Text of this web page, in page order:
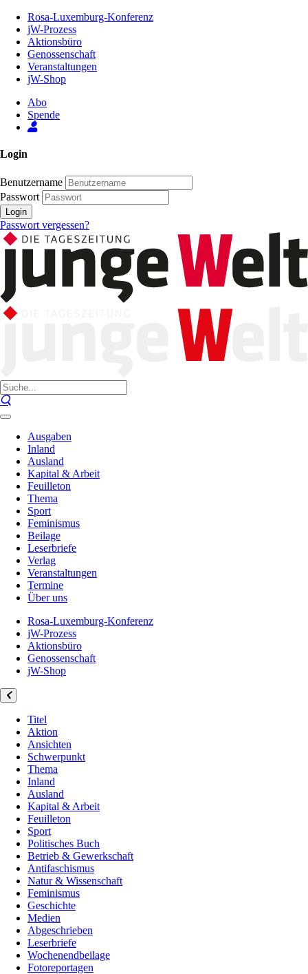
Inhalt
Seite
Rosa-Luxemburg-Konferenz
jW-Prozess
Aktionsbüro
Genossenschaft
Veranstaltungen
jW-Shop
Abo
Spende
Login
Benutzername
Passwort
Login
Passwort vergessen?
Ausgaben
Inland
Ausland
Kapital & Arbeit
Feuilleton
Thema
Sport
Feminismus
Beilage
Leserbriefe
Verlag
Veranstaltungen
Termine
Über uns
Rosa-Luxemburg-Konferenz
jW-Prozess
Aktionsbüro
Genossenschaft
jW-Shop
Titel
Aktion
Ansichten
Schwerpunkt
Thema
Inland
Ausland
Kapital & Arbeit
Feuilleton
Sport
Politisches Buch
Betrieb & Gewerkschaft
Antifaschismus
Natur & Wissenschaft
Feminismus
Geschichte
Medien
Abgeschrieben
Leserbriefe
Wochenendbeilage
Fotoreportagen